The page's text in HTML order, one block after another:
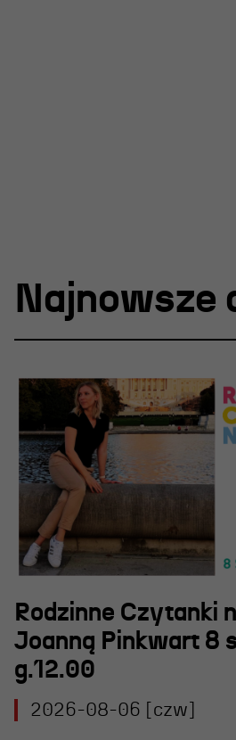
Najnowsze
Rodzinne Czytanki
Joanną Pinkwart 8
g.12.00
2026-08-06 [czw]